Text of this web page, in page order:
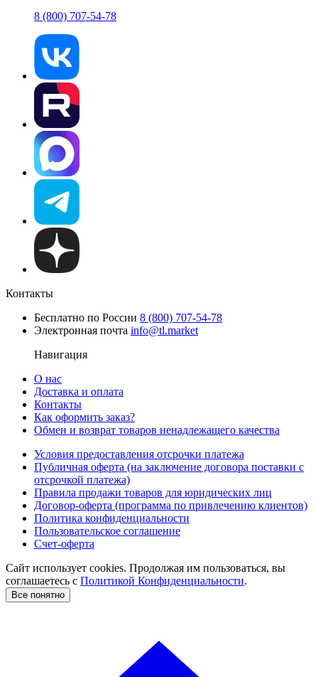
8 (800) 707-54-78
Контакты
Бесплатно по России 8 (800) 707-54-78
Электронная почта info@tl.market
Навигация
О нас
Доставка и оплата
Контакты
Как оформить заказ?
Обмен и возврат товаров ненадлежащего качества
Условия предоставления отсрочки платежа
Публичная оферта (на заключение договора поставки с
отсрочкой платежа)
Правила продажи товаров для юридических лиц
Договор-оферта (программа по привлечению клиентов)
Политика конфиденциальности
Пользовательское соглашение
Счет-оферта
Сайт использует cookies. Продолжая им пользоваться, вы
соглашаетесь c Политикой Конфиденциальности.
Все понятно